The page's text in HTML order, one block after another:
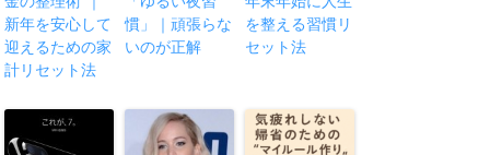
新年を安心して
迎えるための家
計リセット法
慣」｜頑張らな
いのが正解
を整える習慣リ
セット法